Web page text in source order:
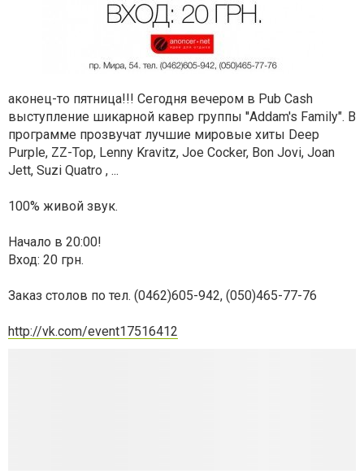
аконец-то пятница!!! Сегодня вечером в Pub Cash
выступление шикарной кавер группы ''Addam's Family". В
программе прозвучат лучшие мировые хиты Deep
Purple, ZZ-Top, Lenny Kravitz, Joe Cocker, Bon Jovi, Joan
Jett, Suzi Quatro , ...
100% живой звук.
Начало в 20:00!
Вход: 20 грн.
Заказ столов по тел. (0462)605-942, (050)465-77-76
http://vk.com/event17516412